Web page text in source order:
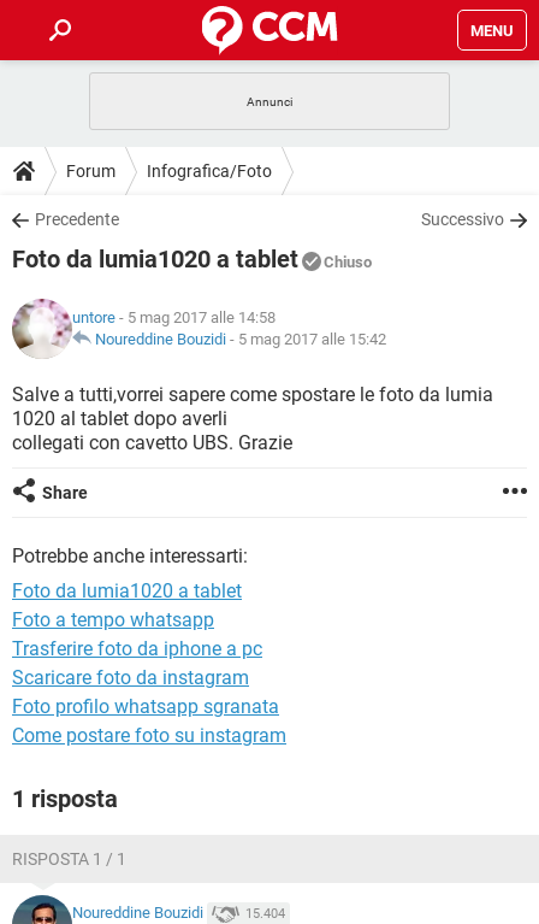
MENU
INTRATTENIMENTO ANDROID
iOS
INSTAGRAM WHATSAPP
TIKTOK
HARDWARE
GUIDE
COVID-19
INSTAGRAM
TIKTOK
HARDWARE
DOWNLOAD
COVID-19 GAMING
INTRATTENIMENTO
iOS WINDOWS 10
INSTAGRAM WHATSAPP
TIKTOK
COVID-19
INTRATTENIMENTO
iOS WINDOWS 10
INSTAGRAM WHATSAPP
TIKTOK
GLOSSARIO
COVID-19
INTRATTENIMENTO
INSTAGRAM
TIKTOK
HARDWARE
Forum Infografica/Foto
Precedente Successivo
Foto da lumia1020 a tablet Chiuso
untore - 5 mag 2017 alle 14:58
Noureddine Bouzidi - 5 mag 2017 alle 15:42
Salve a tutti,vorrei sapere come spostare le foto da lumia
1020 al tablet dopo averli
collegati con cavetto UBS. Grazie
Share
Potrebbe anche interessarti:
Foto da lumia1020 a tablet
Foto a tempo whatsapp
Trasferire foto da iphone a pc
Scaricare foto da instagram
Foto profilo whatsapp sgranata
Come postare foto su instagram
1 risposta
RISPOSTA 1 / 1
Noureddine Bouzidi 15.404